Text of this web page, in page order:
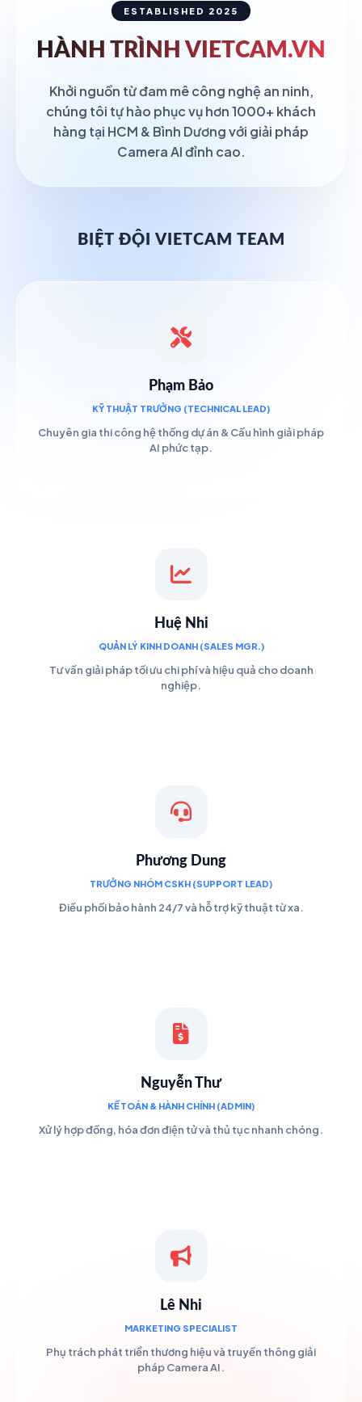
ESTABLISHED 2025
HÀNH TRÌNH VIETCAM.VN
Khởi nguồn từ đam mê công nghệ an ninh,
chúng tôi tự hào phục vụ hơn 1000+ khách
hàng tại HCM & Bình Dương với giải pháp
Camera AI đỉnh cao.
BIỆT ĐỘI VIETCAM TEAM
Phạm Bảo
KỸ THUẬT TRƯỞNG (TECHNICAL LEAD)
Chuyên gia thi công hệ thống dự án & Cấu hình giải pháp
AI phức tạp.
Huệ Nhi
QUẢN LÝ KINH DOANH (SALES MGR.)
Tư vấn giải pháp tối ưu chi phí và hiệu quả cho doanh
nghiệp.
Phương Dung
TRƯỞNG NHÓM CSKH (SUPPORT LEAD)
Điều phối bảo hành 24/7 và hỗ trợ kỹ thuật từ xa.
Nguyễn Thư
KẾ TOÁN & HÀNH CHÍNH (ADMIN)
Xử lý hợp đồng, hóa đơn điện tử và thủ tục nhanh chóng.
Lê Nhi
MARKETING SPECIALIST
Phụ trách phát triển thương hiệu và truyền thông giải
pháp Camera AI.